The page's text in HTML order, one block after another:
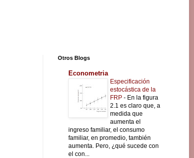
Otros Blogs
Econometria
Especificación
estocástica de la
FRP - En la figura
2.1 es claro que, a
medida que
aumenta el
ingreso familiar, el consumo
familiar, en promedio, también
aumenta. Pero, ¿qué sucede con
el con...